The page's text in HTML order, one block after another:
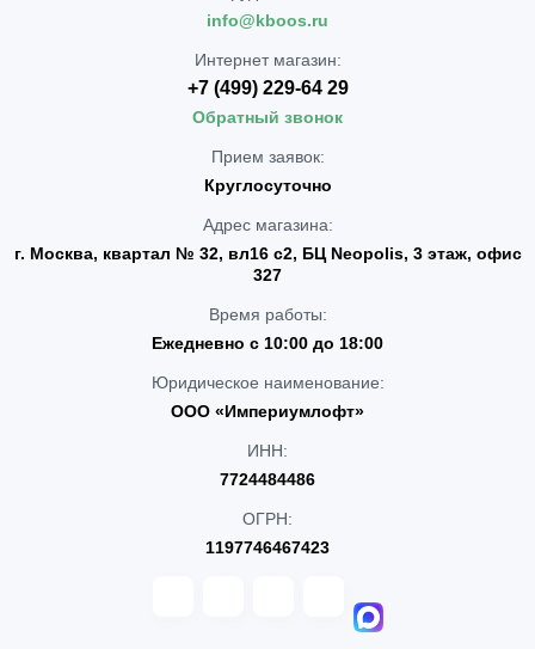
info@kboos.ru
Интернет магазин:
+7 (499) 229-64 29
Обратный звонок
Прием заявок:
Круглосуточно
Адрес магазина:
г. Москва, квартал № 32, вл16 с2, БЦ Neopolis, 3 этаж, офис
327
Время работы:
Ежедневно с 10:00 до 18:00
Юридическое наименование:
ООО «Империумлофт»
ИНН:
7724484486
ОГРН:
1197746467423